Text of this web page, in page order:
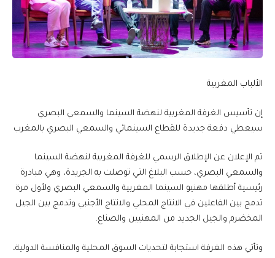
الألباب المغربية
إن تأسيس الغرفة المغربية لنهضة السينما والسمعي البصري
سيعطي دفعة جديدة للقطاع السينمائي والسمعي البصري بالمغرب
تم الإعلان عن الإطلاق الرسمي للغرفة المغربية لنهضة السينما
والسمعي البصري، حسب البلاغ التي توصلت به الجريدة، وهي مبادرة
رئيسية أطلقها مهنيو السينما المغربية والسمعي البصري ولأول مرة
تدمج بين الفاعلين في الانتاج المحلي والانتاج الأجنبي وتدمج بين الجيل
المخضرم والجيل الجديد من المهنيين والصناع.
وتأتي هذه الغرفة استجابة لتحديات السوق المحلية والمنافسة الدولية،